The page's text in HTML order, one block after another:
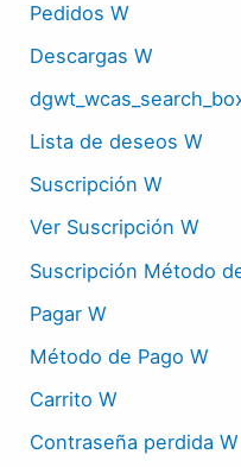
Pedidos W
Descargas W
Lista de deseos W
Suscripción W
Ver Suscripción W
Suscripción Método
Pagar W
Método de Pago W
Carrito W
Contraseña perdida W